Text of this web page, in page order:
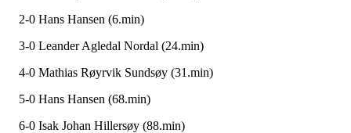
2-0 Hans Hansen (6.min)
3-0 Leander Agledal Nordal (24.min)
4-0 Mathias Røyrvik Sundsøy (31.min)
5-0 Hans Hansen (68.min)
6-0 Isak Johan Hillersøy (88.min)